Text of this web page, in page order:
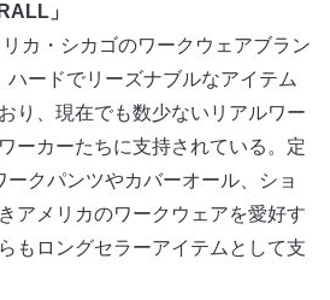
」
カ・シカゴのワークウェアブラン
ハードでリーズナブルなアイテム
り、現在でも数少ないリアルワー
ーカーたちに支持されている。定
クパンツやカバーオール、ショ
アメリカのワークウェアを愛好す
もロングセラーアイテムとして支